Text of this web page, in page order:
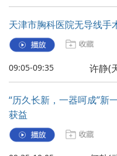
天津市胸科医院无导线手
09:05-09:35 许静(
“历久长新，一器呵成”新
获益